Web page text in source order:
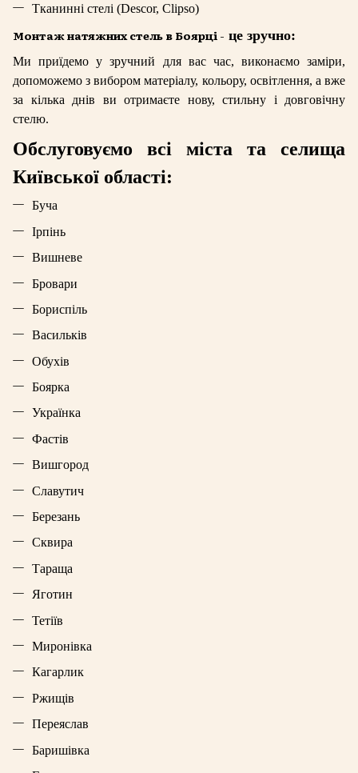
Тканинні стелі (Descor, Clipso)
Монтаж натяжних стель в Боярці - це зручно:
Ми приїдемо у зручний для вас час, виконаємо заміри,
допоможемо з вибором матеріалу, кольору, освітлення, а вже
за кілька днів ви отримаєте нову, стильну і довговічну
стелю.
Обслуговуємо всі міста та селища
Київської області:
Буча
Ірпінь
Вишневе
Бровари
Бориспіль
Васильків
Обухів
Боярка
Українка
Фастів
Вишгород
Славутич
Березань
Сквира
Тараща
Яготин
Тетіїв
Миронівка
Кагарлик
Ржищів
Переяслав
Баришівка